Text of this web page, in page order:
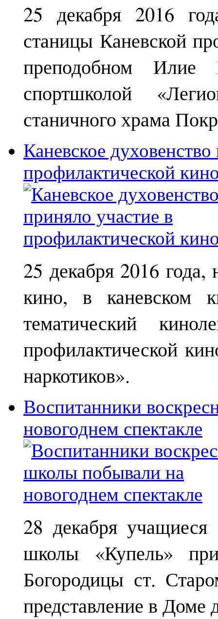
25 декабря 2016
станицы Каневской
преподобном Илие
спортшколой
станичного храма
Каневское
профилактической
25 декабря 2016
кино, в каневском
тематический
профилактической
наркотиков».
Воспитанники
новогоднем спектакле
28 декабря
школы «Купель»
Богородицы ст.
представление в Доме